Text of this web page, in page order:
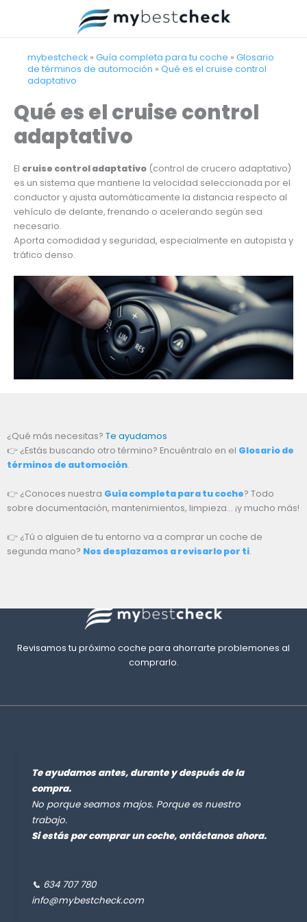
mybestcheck » Guía completa para tu coche » Glosario
de términos de automoción » Qué es el cruise control
adaptativo
Qué es el cruise control
adaptativo
El cruise control adaptativo (control de crucero adaptativo)
es un sistema que mantiene la velocidad seleccionada por el
conductor y ajusta automáticamente la distancia respecto al
vehículo de delante, frenando o acelerando según sea
necesario.
Aporta comodidad y seguridad, especialmente en autopista y
tráfico denso.
¿Qué más necesitas? Te ayudamos
👉 ¿Estás buscando otro término? Encuéntralo en el Glosario de
términos de automoción.
👉 ¿Conoces nuestra Guía completa para tu coche? Todo
sobre documentación, mantenimientos, limpieza… ¡y mucho más!
👉 ¿Tú o alguien de tu entorno va a comprar un coche de
segunda mano? Nos desplazamos a revisarlo por ti.
Revisamos tu próximo coche para ahorrarte problemones al
comprarlo.
Te ayudamos antes, durante y después de la
compra.
No porque seamos majos. Porque es nuestro
trabajo.
Si estás por comprar un coche, ontáctanos ahora.
📞 634 707 780
info@mybestcheck.com